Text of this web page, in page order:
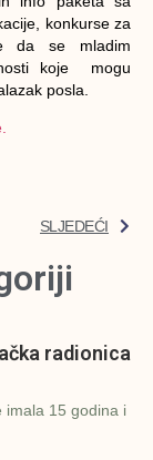
konkurse za
da se mladim
koje mogu
posla.
SLJEDEĆI
radionica
imala 15 godina i